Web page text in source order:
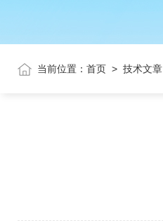
当前位置： 首页 > 技术文章